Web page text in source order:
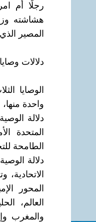
رجلًا أم
هشاشته
المصير
دلالات
الوصايا
واحدة
دلالة
المتحدة
الطامحة
دلالة
المحور
العالم،
والمغرب